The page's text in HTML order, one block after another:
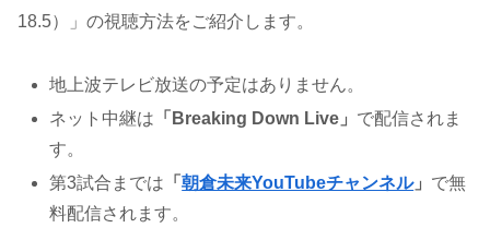
18.5）」の視聴方法をご紹介します。
地上波テレビ放送の予定はありません。
ネット中継は 「Breaking Down Live」 で配信されま
す。
第3試合までは 「朝倉未来YouTubeチャンネル」 で無
料配信されます。